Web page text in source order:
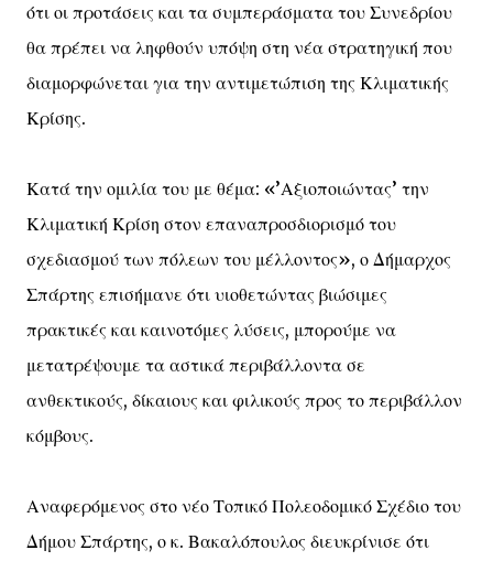
ότι οι προτάσεις και τα συμπεράσματα του Συνεδρίου
θα πρέπει να ληφθούν υπόψη στη νέα στρατηγική που
διαμορφώνεται για την αντιμετώπιση της Κλιματικής
Κρίσης.
Κατά την ομιλία του με θέμα: «’Αξιοποιώντας’ την
Κλιματική Κρίση στον επαναπροσδιορισμό του
σχεδιασμού των πόλεων του μέλλοντος», ο Δήμαρχος
Σπάρτης επισήμανε ότι υιοθετώντας βιώσιμες
πρακτικές και καινοτόμες λύσεις, μπορούμε να
μετατρέψουμε τα αστικά περιβάλλοντα σε
ανθεκτικούς, δίκαιους και φιλικούς προς το περιβάλλον
κόμβους.
Αναφερόμενος στο νέο Τοπικό Πολεοδομικό Σχέδιο του
Δήμου Σπάρτης, ο κ. Βακαλόπουλος διευκρίνισε ότι